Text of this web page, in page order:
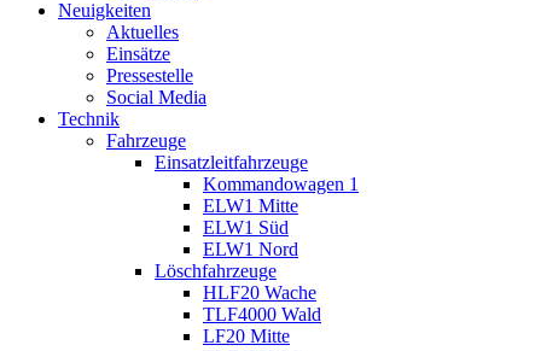
Neuigkeiten
Aktuelles
Einsätze
Pressestelle
Social Media
Technik
Fahrzeuge
Einsatzleitfahrzeuge
Kommandowagen 1
ELW1 Mitte
ELW1 Süd
ELW1 Nord
Löschfahrzeuge
HLF20 Wache
TLF4000 Wald
LF20 Mitte